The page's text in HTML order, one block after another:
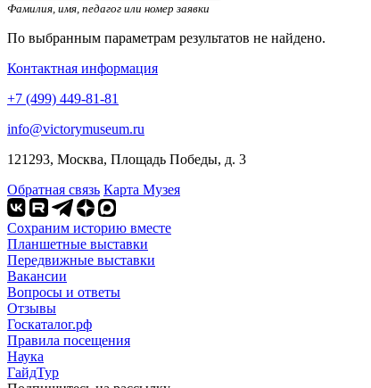
Фамилия, имя, педагог или номер заявки
По выбранным параметрам результатов не найдено.
Контактная информация
+7 (499) 449-81-81
info@victorymuseum.ru
121293, Москва, Площадь Победы, д. 3
Обратная связь Карта Музея
Сохраним историю вместе
Планшетные выставки
Передвижные выставки
Вакансии
Вопросы и ответы
Отзывы
Госкаталог.рф
Правила посещения
Наука
ГайдТур